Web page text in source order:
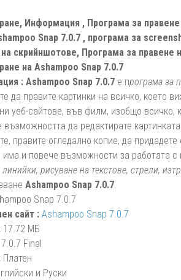
Информация , Програма за
Snap 7.0.7 , програма за
скрийншотове, Програма за правене
на Ashampoo Snap 7.0.7
: Ashampoo Snap 7.0.7 е програма за
да правите картинки на всичко, което
уеб-сайтове, във филм, изобщо всичко,
възможността да редактирате
правите огледално копие, да
има и повече възможности за работата
линийки, рисуване на текстове, стрели,
Ashampoo Snap 7.0.7.
Snap 7.0.7
сайт : Ashampoo Snap 7.0.7
17.72 МБ
7.0.7 Final
Платен
и Руски